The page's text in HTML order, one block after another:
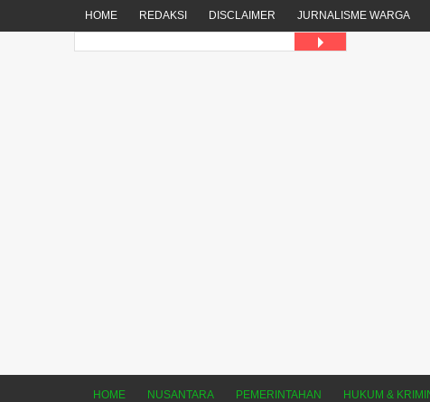
HOME REDAKSI DISCLAIMER JURNALISME WARGA
HOME NUSANTARA PEMERINTAHAN HUKUM &